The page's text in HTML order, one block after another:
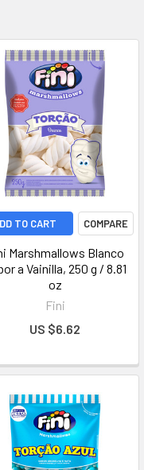
TO CART COMPARE
Marshmallows Blanco
a Vainilla, 250 g / 8.81
oz
Fini
US $6.62